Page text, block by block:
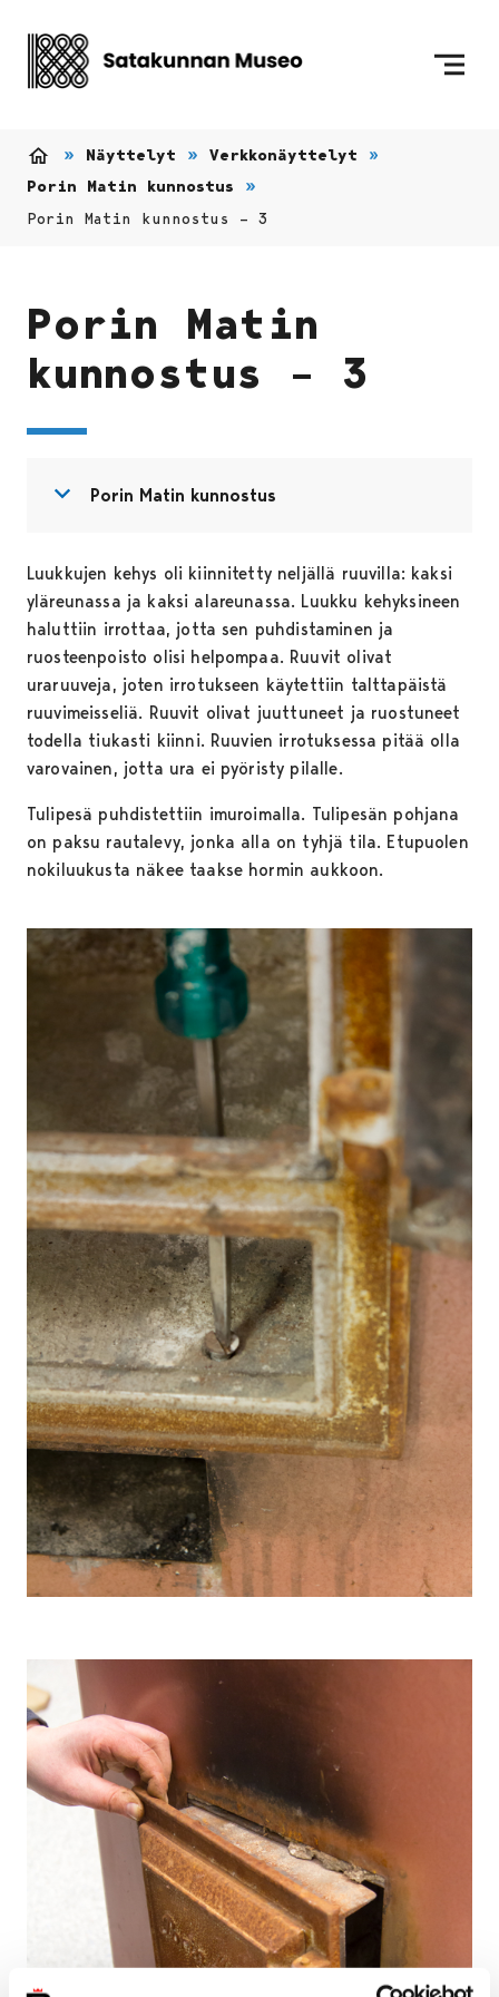
Näyttelyt
Verkkonäyttelyt
Porin Matin kunnostus
Porin Matin kunnostus – 3
Porin Matin
kunnostus – 3
Avaa valikko
Sulje valikko
Porin Matin kunnostus
Luukkujen kehys oli kiinnitetty neljällä ruuvilla: kaksi
yläreunassa ja kaksi alareunassa. Luukku kehyksineen
haluttiin irrottaa, jotta sen puhdistaminen ja
ruosteenpoisto olisi helpompaa. Ruuvit olivat
uraruuveja, joten irrotukseen käytettiin talttapäistä
ruuvimeisseliä. Ruuvit olivat juuttuneet ja ruostuneet
todella tiukasti kiinni. Ruuvien irrotuksessa pitää olla
varovainen, jotta ura ei pyöristy pilalle.
Tulipesä puhdistettiin imuroimalla. Tulipesän pohjana
on paksu rautalevy, jonka alla on tyhjä tila. Etupuolen
nokiluukusta näkee taakse hormin aukkoon.
Avautuu uudessa välilehdessä
Avautuu uudessa välilehdessä